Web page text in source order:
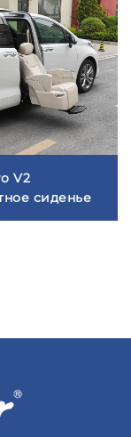
V2
сиденье